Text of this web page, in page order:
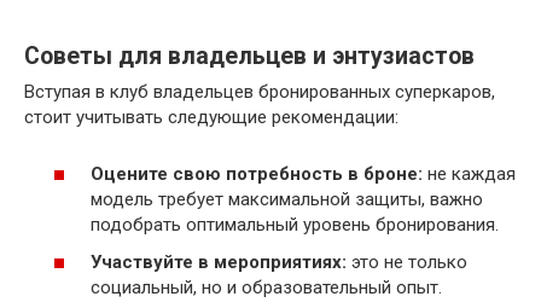
Советы для владельцев и энтузиастов
Вступая в клуб владельцев бронированных суперкаров,
стоит учитывать следующие рекомендации:
Оцените свою потребность в броне: не каждая
модель требует максимальной защиты, важно
подобрать оптимальный уровень бронирования.
Участвуйте в мероприятиях: это не только
социальный, но и образовательный опыт.